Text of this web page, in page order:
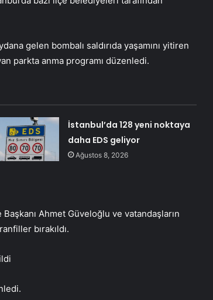
gelen bombalı saldırıda yaşamını yitiren
parkta anma programı düzenledi.
İstanbul’da 128 yeni noktaya
daha EDS geliyor
Ağustos 8, 2026
Ahmet Güveloğlu ve vatandaşların
bırakıldı.